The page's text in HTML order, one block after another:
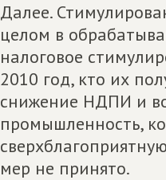
Далее.
целом в
налоговое
2010 год, кто их
снижение НДПИ и
промышленность,
мер не принято.